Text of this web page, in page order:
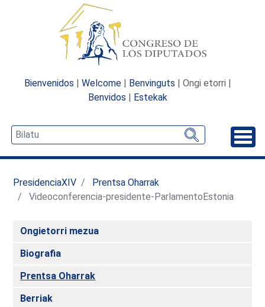
Bienvenidos | Welcome | Benvinguts | Ongi etorri |
Benvidos | Estekak
PresidenciaXIV
Prentsa Oharrak
Videoconferencia-presidente-ParlamentoEstonia
Ongietorri mezua
Biografia
Prentsa Oharrak
Berriak